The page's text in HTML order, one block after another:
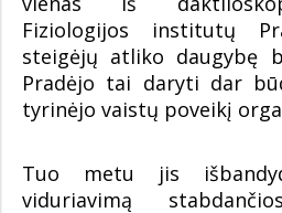
Fiziologijos institutų
steigėjų atliko daugybę
Pradėjo tai daryti dar
tyrinėjo vaistų poveikį
Tuo metu jis
viduriavimą